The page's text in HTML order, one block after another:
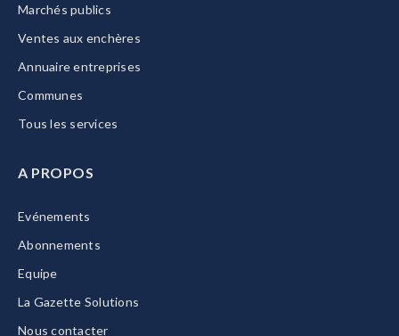
Marchés publics
Ventes aux enchères
Annuaire entreprises
Communes
Tous les services
A PROPOS
Evénements
Abonnements
Equipe
La Gazette Solutions
Nous contacter